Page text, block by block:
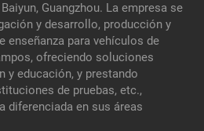
Guangzhou. La empresa se
y desarrollo, producción y
enseñanza para vehículos de
ofreciendo soluciones
y educación, y prestando
de pruebas, etc.,
diferenciada en sus áreas